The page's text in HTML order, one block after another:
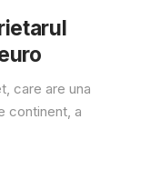
care are una
continent, a